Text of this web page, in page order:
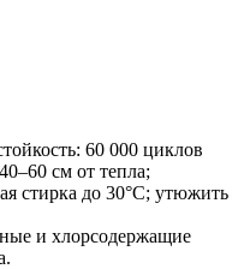
60 000 циклов
см от тепла;
стирка до 30°C; утюжить
и хлорсодержащие